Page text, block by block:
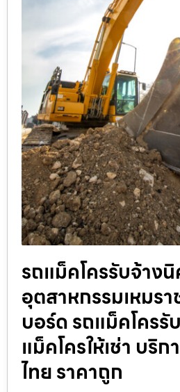
รถแม็คโครรับจ้าง
อุตสาหกรรมเหมร
บอร์ด รถแม็คโครรั
แม็คโครให้เช่า บริ
ไทย ราคาถูก